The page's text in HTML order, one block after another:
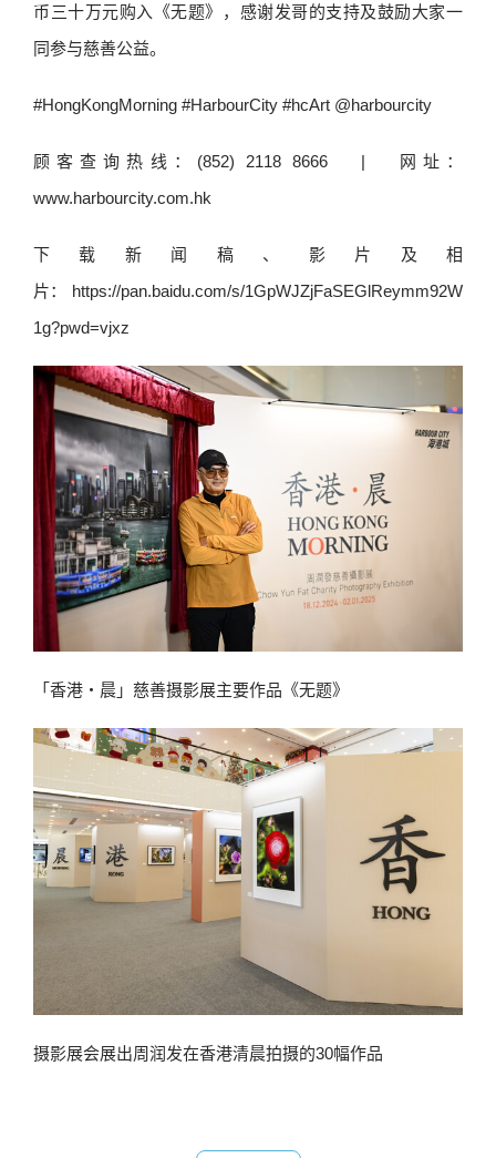
币三十万元购入《无题》，感谢发哥的支持及鼓励大家一
同参与慈善公益。
#HongKongMorning #HarbourCity #hcArt @harbourcity
顾客查询热线：(852) 2118 8666 | 网址：
www.harbourcity.com.hk
下载新闻稿、影片及相
片： https://pan.baidu.com/s/1GpWJZjFaSEGlReymm92W
1g?pwd=vjxz
「香港‧晨」慈善摄影展主要作品《无题》
摄影展会展出周润发在香港清晨拍摄的30幅作品